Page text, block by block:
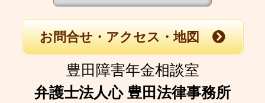
お問合せ・アクセス・地図
豊田障害年金相談室
弁護士法人心 豊田法律事務所